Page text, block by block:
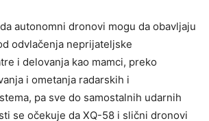
autonomni dronovi mogu da obavljaju
odvlačenja neprijateljske
i delovanja kao mamci, preko
i ometanja radarskih i
pa sve do samostalnih udarnih
se očekuje da XQ-58 i slični dronovi